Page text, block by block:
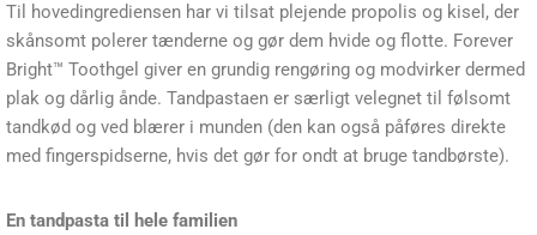
Til hovedingrediensen har vi tilsat plejende propolis og kisel, der
skånsomt polerer tænderne og gør dem hvide og flotte. Forever
Bright™ Toothgel giver en grundig rengøring og modvirker dermed
plak og dårlig ånde. Tandpastaen er særligt velegnet til følsomt
tandkød og ved blærer i munden (den kan også påføres direkte
med fingerspidserne, hvis det gør for ondt at bruge tandbørste).
En tandpasta til hele familien